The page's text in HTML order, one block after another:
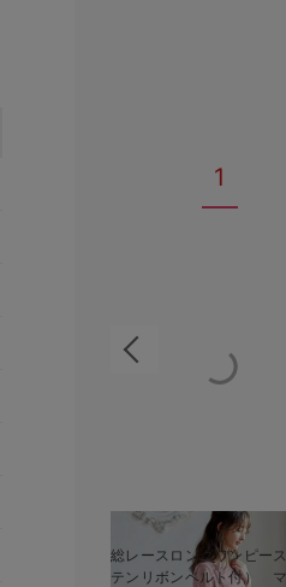
1
総レースロングワンピー
テンリボンベルト付）